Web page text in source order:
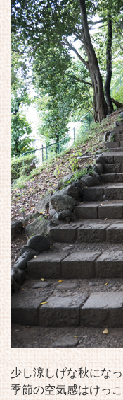
少し涼しげな秋にな
季節の空気感はけっ